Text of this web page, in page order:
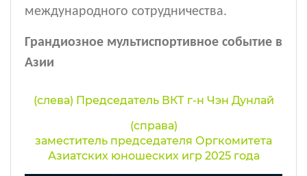
(справа)
заместитель председателя Оргкомитета
Азиатских юношеских игр 2025 года
(слева) Председатель ВКТ г-н Чэн Дунлай
Грандиозное мультиспортивное событие в
Азии
международного сотрудничества.